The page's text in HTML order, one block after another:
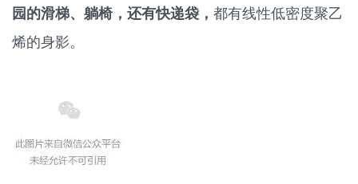
园的滑梯、躺椅，还有快递袋， 都有线性低密度聚乙
烯的身影。